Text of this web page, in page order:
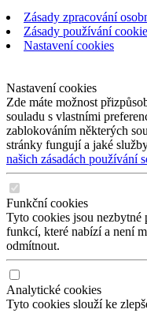
Zásady zpracování
Zásady používání
Nastavení cookies
Nastavení cookies
Zde máte možnost
souladu s vlastními
zablokováním některých
stránky fungují a jaké
našich zásadách používání
Funkční cookies
Tyto cookies jsou nezbytné
funkcí, které nabízí a není
odmítnout.
Analytické cookies
Tyto cookies slouží ke